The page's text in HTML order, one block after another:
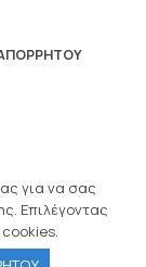
για να σας
Επιλέγοντας
cookies.